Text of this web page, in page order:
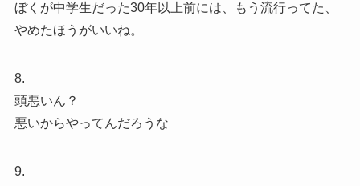
ぼくが中学生だった30年以上前には、もう流行ってた、
やめたほうがいいね。
8.
頭悪いん？
悪いからやってんだろうな
9.